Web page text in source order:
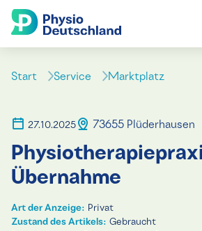
Start Service Marktplatz
27.10.2025 73655 Plüderhausen
Übernahme
Art der Anzeige: Privat
Zustand des Artikels: Gebraucht